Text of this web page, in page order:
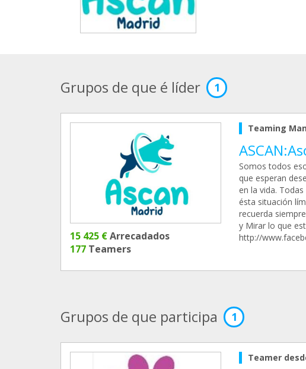
Grupos de que é líder 1
15 425 €Arrecadados
177 Teamers
Teaming
Somos todos
que esperan
en la vida.
ésta situación
recuerda
y Mirar lo que
http://
Grupos de que participa 1
Teamer